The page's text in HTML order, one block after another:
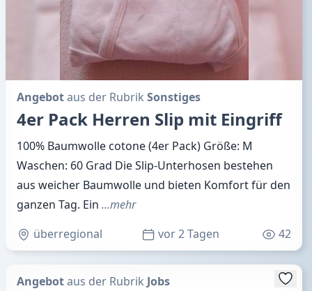
Angebotaus der Rubrik Sonstiges
4er Pack Herren Slip mit Eingriff
100% Baumwolle cotone (4er Pack) Größe: M
Waschen: 60 Grad Die Slip-Unterhosen bestehen
aus weicher Baumwolle und bieten Komfort für den
ganzen Tag. Ein …mehr
überregional
vor 2 Tagen 42
Angebotaus der Rubrik Jobs